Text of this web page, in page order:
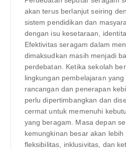
akan terus berlanjut seiring
sistem pendidikan dan
dengan isu kesetaraan,
Efektivitas seragam dalam
dimaksudkan masih menjadi
perdebatan. Ketika sekolah
lingkungan pembelajaran
rancangan dan penerapan
perlu dipertimbangkan dan
cermat untuk memenuhi
yang beragam. Masa depan
kemungkinan besar akan
fleksibilitas, inklusivitas, dan